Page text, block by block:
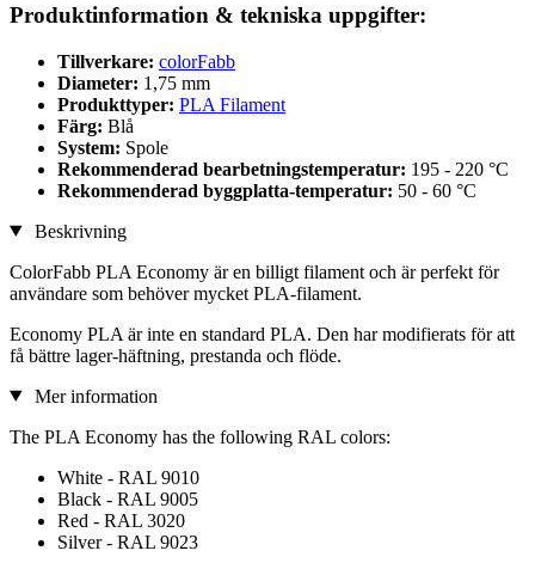
Produktinformation & tekniska uppgifter:
Tillverkare: colorFabb
Diameter: 1,75 mm
Produkttyper: PLA Filament
Färg: Blå
System: Spole
Rekommenderad bearbetningstemperatur: 195 - 220 °C
Rekommenderad byggplatta-temperatur: 50 - 60 °C
Beskrivning
ColorFabb PLA Economy är en billigt filament och är perfekt för
användare som behöver mycket PLA-filament.
Economy PLA är inte en standard PLA. Den har modifierats för att
få bättre lager-häftning, prestanda och flöde.
Mer information
The PLA Economy has the following RAL colors:
White - RAL 9010
Black - RAL 9005
Red - RAL 3020
Silver - RAL 9023